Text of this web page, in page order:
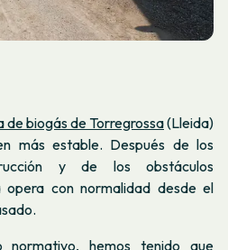
de biogás de Torregrossa(Lleida)
más estable. Después de los
y de los obstáculos
opera con normalidad desde el
normativo, hemos tenido que